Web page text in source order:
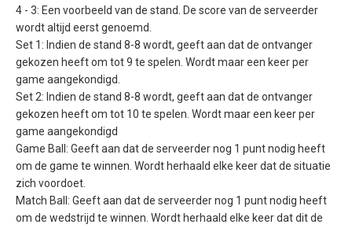
4 - 3: Een voorbeeld van de stand. De score van de serveerder
wordt altijd eerst genoemd.
Set 1: Indien de stand 8-8 wordt, geeft aan dat de ontvanger
gekozen heeft om tot 9 te spelen. Wordt maar een keer per
game aangekondigd.
Set 2: Indien de stand 8-8 wordt, geeft aan dat de ontvanger
gekozen heeft om tot 10 te spelen. Wordt maar een keer per
game aangekondigd
Game Ball: Geeft aan dat de serveerder nog 1 punt nodig heeft
om de game te winnen. Wordt herhaald elke keer dat de situatie
zich voordoet.
Match Ball: Geeft aan dat de serveerder nog 1 punt nodig heeft
om de wedstrijd te winnen. Wordt herhaald elke keer dat dit de